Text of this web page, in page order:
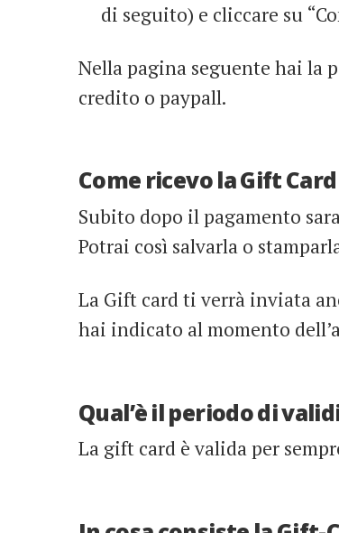
di seguito) e cliccare su
Nella pagina seguente hai la
credito o paypall.
Come ricevo la Gift
Subito dopo il pagamento
Potrai così salvarla o
La Gift card ti verrà inviata
hai indicato al momento
Qual’è il periodo di
La gift card è valida per